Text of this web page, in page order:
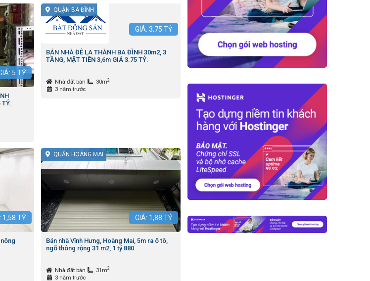
5 TỶ
TỶ.
QUẬN BA ĐÌNH
GIÁ: 3,75 TỶ
BÁN NHÀ ĐÊ LA THÀNH BA ĐÌNH 30m2, 3
TẦNG, MẶT TIỀN 3,6m GIÁ 3.75 TỶ.
Nhà đất bán 30m2
3 năm trước
1,58 TỶ
QUẬN HOÀNG MAI
GIÁ: 1,88 TỶ
Bán nhà Vĩnh Hưng, Hoàng Mai, 5m ra ô tô,
ngõ thông rộng 31 m2, 1 tỷ 880
Nhà đất bán 31m2
3 năm trước